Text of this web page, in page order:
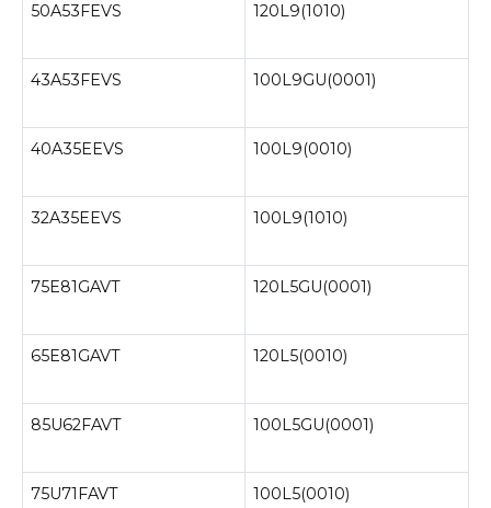
50A53FEVS 120L9(1010)
43A53FEVS 100L9GU(0001)
40A35EEVS 100L9(0010)
32A35EEVS 100L9(1010)
75E81GAVT 120L5GU(0001)
65E81GAVT 120L5(0010)
85U62FAVT 100L5GU(0001)
75U71FAVT 100L5(0010)